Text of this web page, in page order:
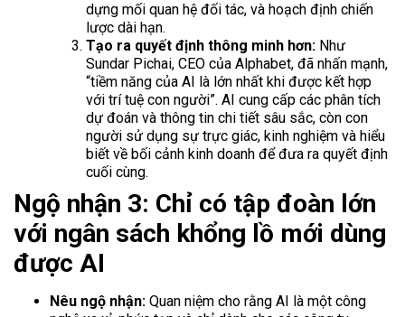
dựng mối quan hệ đối tác, và hoạch định chiến
lược dài hạn.
Tạo ra quyết định thông minh hơn: Như
Sundar Pichai, CEO của Alphabet, đã nhấn mạnh,
“tiềm năng của AI là lớn nhất khi được kết hợp
với trí tuệ con người”. AI cung cấp các phân tích
dự đoán và thông tin chi tiết sâu sắc, còn con
người sử dụng sự trực giác, kinh nghiệm và hiểu
biết về bối cảnh kinh doanh để đưa ra quyết định
cuối cùng.
Ngộ nhận 3: Chỉ có tập đoàn lớn
với ngân sách khổng lồ mới dùng
được AI
Nêu ngộ nhận: Quan niệm cho rằng AI là một công